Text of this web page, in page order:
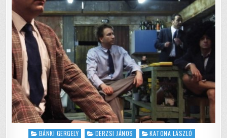
Posted
BÁNKI GERGELY DERZSI JÁNOS
KATONA LÁSZLÓ